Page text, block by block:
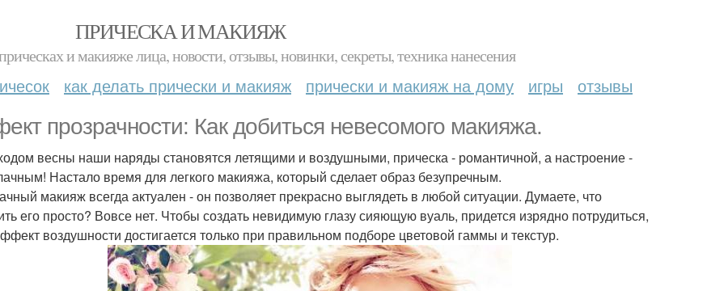
ПРИЧЕСКА И МАКИЯЖ
и макияже лица, новости, отзывы, новинки, секреты, техника нанесения
как делать прически и макияж прически и макияж на дому игры отзывы
прозрачности: Как добиться невесомого макияжа.
весны наши наряды становятся летящими и воздушными, прическа - романтичной, а настроение -
Настало время для легкого макияжа, который сделает образ безупречным.
макияж всегда актуален - он позволяет прекрасно выглядеть в любой ситуации. Думаете, что
его просто? Вовсе нет. Чтобы создать невидимую глазу сияющую вуаль, придется изрядно потрудиться,
воздушности достигается только при правильном подборе цветовой гаммы и текстур.